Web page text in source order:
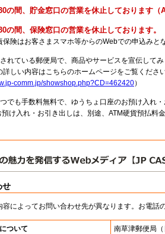
の間、貯金窓口の営業を休止しております（
の間、保険窓口の営業を休止しております。
険はお客さまスマホ等からのWebでの申込みと
れている郵便局で、商品やサービスを宣伝して
しい内容はこちらのホームページをご覧くださ
comm.jp/showshop.php?CD=462420）
でも手数料無料で、ゆうちょ口座のお預け入れ
け入れ・お引き出しは、別途、ATM硬貨預払料
せ
によってお問い合わせ先が異なります。お電話
ついて 南草津郵便局